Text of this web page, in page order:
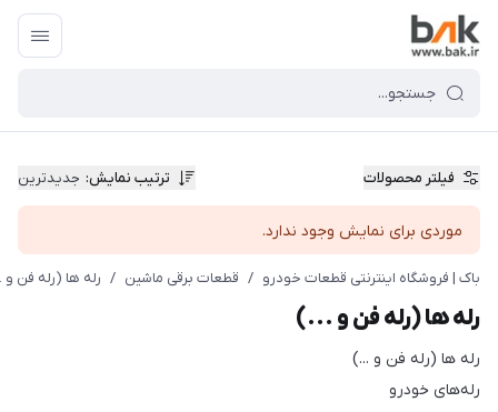
فیلتر محصولات ترتیب نمایش: جدیدترین
موردی برای نمایش وجود ندارد.
باک | فروشگاه اینترنتی قطعات خودرو / قطعات برقی ماشین / رله ها (رله فن و
رله ها (رله فن و ...)
رله ها (رله فن و ...)
رله‌های خودرو